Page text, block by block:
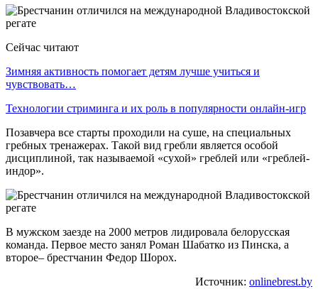
Сейчас читают
Зимняя активность помогает детям лучше учиться и
чувствовать…
Технологии стриминга и их роль в популярности онлайн-игр
Позавчера все старты проходили на суше, на специальных
гребных тренажерах. Такой вид гребли является особой
дисциплиной, так называемой «сухой» греблей или «греблей-
индор».
В мужском заезде на 2000 метров лидировала белорусская
команда. Первое место занял Роман Шабатко из Пинска, а
второе– брестчанин Федор Шорох.
Источник: onlinebrest.by